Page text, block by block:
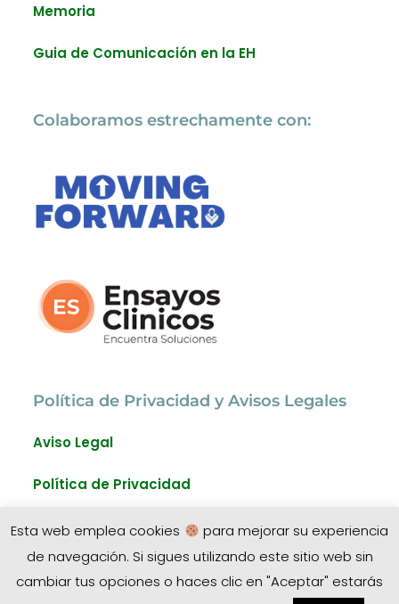
Memoria
Guia de Comunicación en la EH
Colaboramos estrechamente con:
Política de Privacidad y Avisos Legales
Aviso Legal
Política de Privacidad
Política de Cookies
Esta web emplea cookies
para mejorar su experiencia
de navegación. Si sigues utilizando este sitio web sin
cambiar tus opciones o haces clic en "Aceptar" estarás